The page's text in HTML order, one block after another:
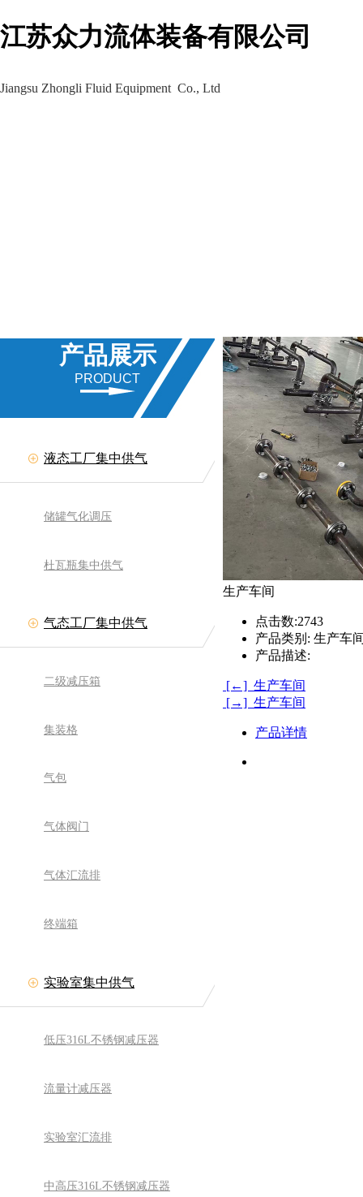
江苏众力流体装备有限公司
Jiangsu Zhongli Fluid Equipment Co., Ltd
生产车间
点击数:2743
产品类别: 生产车
产品描述:
[←] 生产车间
[→] 生产车间
产品详情
产品展示
PRODUCT
液态工厂集中供气
储罐气化调压
杜瓦瓶集中供气
气态工厂集中供气
二级减压箱
集装格
气包
气体阀门
气体汇流排
终端箱
实验室集中供气
低压316L不锈钢减压器
流量计减压器
实验室汇流排
中高压316L不锈钢减压器